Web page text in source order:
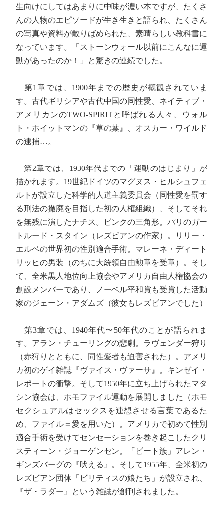
生向けにしてはあまりに中味が濃い本ですが、たくさ
んの人物のエピソードが生き生きと語られ、たくさん
の写真や資料が散りばめられた、素晴らしい教科書に
なっています。「ストーンウォール以前にこんなに運
動があったのか！」と驚きの連続でした。
第1章では、1900年までの歴史が概観されていま
す。古代ギリシアや古代中国の同性愛、ネイティブ・
アメリカンのTWO-SPIRITと呼ばれる人々、ウォル
ト・ホイットマンの『草の葉』、オスカー・ワイルド
の逮捕…。
第2章では、1930年代までの「運動のはじまり」が
描かれます。19世紀ドイツのマグヌス・ヒルシュフェ
ルトが設立した科学的人道主義委員会（同性愛を罰す
る刑法の撤廃を目指した初の人権組織）、そしてそれ
を無残に潰したナチス。ピンクの三角形。パリのガー
トルード・スタイン（レズビアンの作家）。リリー・
エルベの世界初の性別適合手術。マレーネ・ディート
リッヒの男装（のちに大統領自由勲章を受章）。そし
て、全米黒人地位向上協会やアメリカ自由人権協会の
創設メンバーであり、ノーベル平和賞も受賞した活動
家のジェーン・アダムズ（彼女もレズビアンでした）
第3章では、1940年代〜50年代のことが語られま
す。アラン・チューリングの悲劇。ラヴェンダー狩り
（赤狩りとともに、同性愛者も迫害された）。アメリ
カ初のゲイ雑誌『ヴァイス・ヴァーサ』。キンゼイ・
レポートの衝撃。そして1950年に立ち上げられたマタ
シン協会は、ホモファイル運動を展開しました（ホモ
セクシュアルはセックスを連想させる言葉であるた
め、ファイル＝愛を用いた）。アメリカで初めて性別
適合手術を受けてセンセーションを巻き起こしたクリ
スティーン・ジョーゲンセン。「ビート族」アレン・
ギンズバーグの『吠える』。そして1955年、全米初の
レズビアン団体「ビリティスの娘たち」が設立され、
『ザ・ラダー』という雑誌が創刊されました。